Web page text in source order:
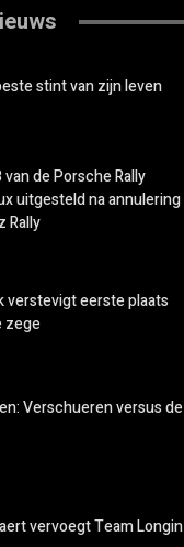
stint van zijn leven
van de Porsche Rally
uitgesteld na annulering
Rally
verstevigt eerste plaats
zege
Verschueren versus de
vervoegt Team Longin